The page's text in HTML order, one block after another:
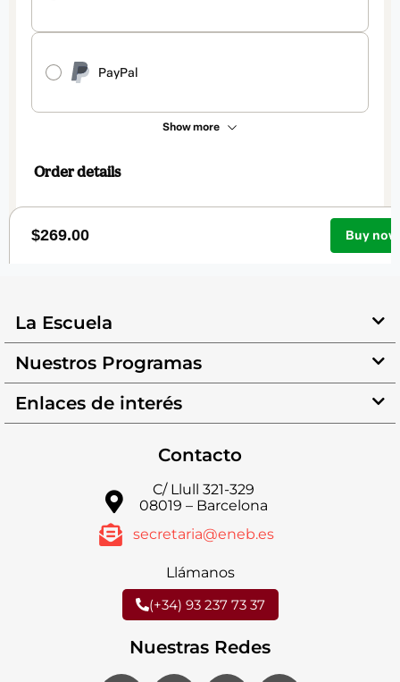
La Escuela
Nuestros Programas
Enlaces de interés
Contacto
C/ Llull 321-329
08019 – Barcelona
secretaria@eneb.es
Llámanos
(+34) 93 237 73 37
Nuestras Redes